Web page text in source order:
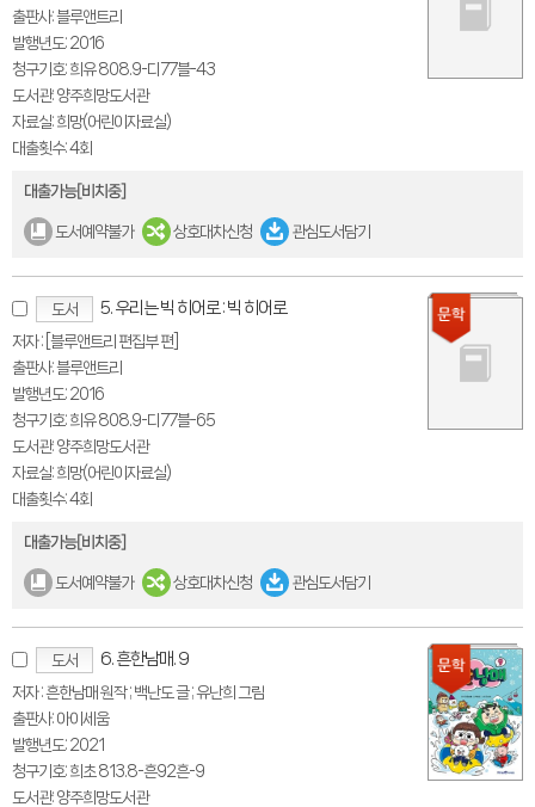
출판사: 블루앤트리
발행년도: 2016
청구기호: 희유 808.9-디77블-43
도서관: 양주희망도서관
자료실: 희망(어린이자료실)
대출횟수: 4회
대출가능[비치중]
도서예약불가 상호대차신청 관심도서담기
도서 5. 우리는 빅 히어로 : 빅 히어로
저자 : [블루앤트리 편집부 편]
출판사: 블루앤트리
발행년도: 2016
청구기호: 희유 808.9-디77블-65
도서관: 양주희망도서관
자료실: 희망(어린이자료실)
대출횟수: 4회
대출가능[비치중]
도서예약불가 상호대차신청 관심도서담기
도서 6. 흔한남매. 9
저자 : 흔한남매 원작 ; 백난도 글 ; 유난희 그림
출판사: 아이세움
발행년도: 2021
청구기호: 희초 813.8-흔92흔-9
도서관: 양주희망도서관